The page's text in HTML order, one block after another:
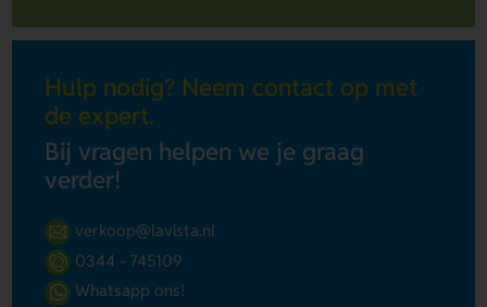
Hulp nodig? Neem contact op met
de expert.
Bij vragen helpen we je graag
verder!
verkoop@lavista.nl
0344 - 745109
Whatsapp ons!